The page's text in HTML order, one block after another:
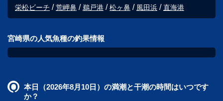
栄松ビーチ
荒岬鼻 鵜戸港 松ヶ鼻 風田浜 直海港
宮崎県の人気魚種の釣果情報
本日（2026年8月10日）の満潮と干潮の時間はいつです
か？